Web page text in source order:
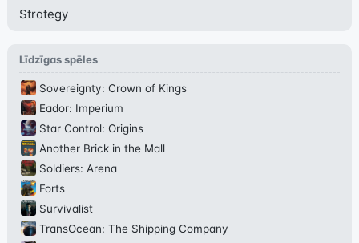
Strategy
Līdzīgas spēles
Sovereignty: Crown of Kings
Eador: Imperium
Star Control: Origins
Another Brick in the Mall
Soldiers: Arena
Forts
Survivalist
TransOcean: The Shipping Company